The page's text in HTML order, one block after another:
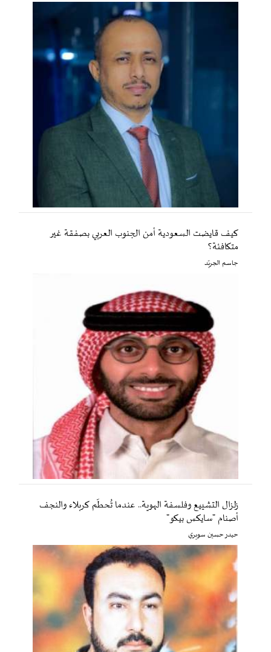
كيف قايضت السعودية أمن الجنوب العربي بصفقة غير
متكافئة؟
جاسم الجريّد
زلزال التشييع وفلسفة الهوية.. عندما تُحطّم كربلاء والنجف
أصنام "سايكس بيكو"
حيدر حسين سويري